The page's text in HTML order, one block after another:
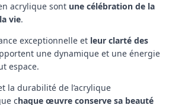
acrylique sont une célébration de la
vie.
exceptionnelle et leur clarté des
une dynamique et une énergie
espace.
la durabilité de l’acrylique
chaque œuvre conserve sa beauté